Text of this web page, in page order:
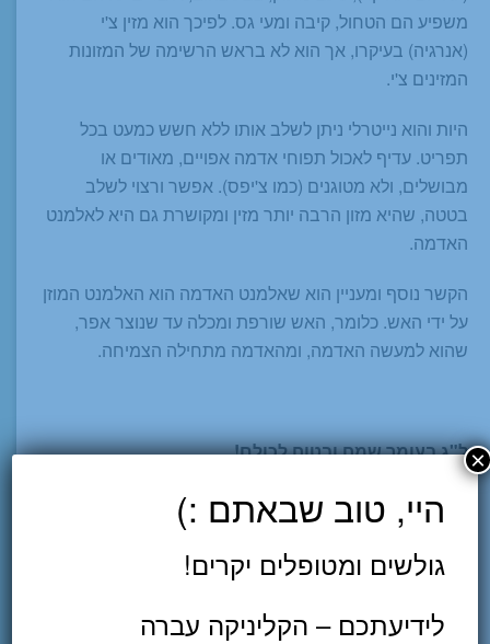
משפיע הם הטחול, קיבה ומעי גס. לפיכך הוא מזין צ'י
(אנרגיה) בעיקרו, אך הוא לא בראש הרשימה של המזונות
המזינים צ'י.
היות והוא נייטרלי ניתן לשלב אותו ללא חשש כמעט בכל
תפריט. עדיף לאכול תפוחי אדמה אפויים, מאודים או
מבושלים, ולא מטוגנים (כמו צ'יפס). אפשר ורצוי לשלב
בטטה, שהיא מזון הרבה יותר מזין ומקושרת גם היא לאלמנט
האדמה.
הקשר נוסף ומעניין הוא שאלמנט האדמה הוא האלמנט המוזן
על ידי האש. כלומר, האש שורפת ומכלה עד שנוצר אפר,
שהוא למעשה האדמה, ומהאדמה מתחילה הצמיחה.
ל"ג בעומר שמח ובטוח לכולם!
7017 סך צפיות 3 צפיות היום
עמיר שפר, מטפל מוסמך ברפואה סינית -
היי, טוב שבאתם :)
גולשים ומטופלים יקרים!
לידיעתכם – הקליניקה עברה
×